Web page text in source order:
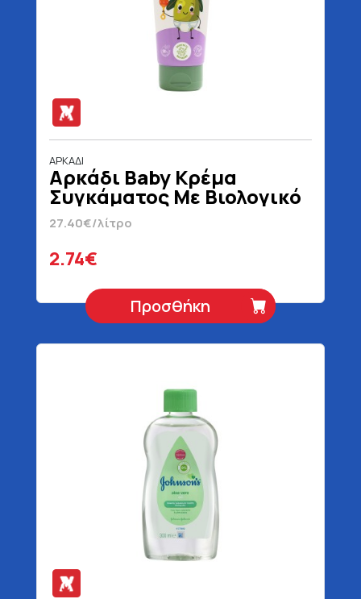
ΑΡΚΑΔΙ
Αρκάδι Baby Κρέμα
Συγκάματος Με Βιολογικό
Εκχύλισμα Ελιάς & Αλόης
1+ Μηνών 100 ml
27.40€/λίτρο
2.74€
Προσθήκη